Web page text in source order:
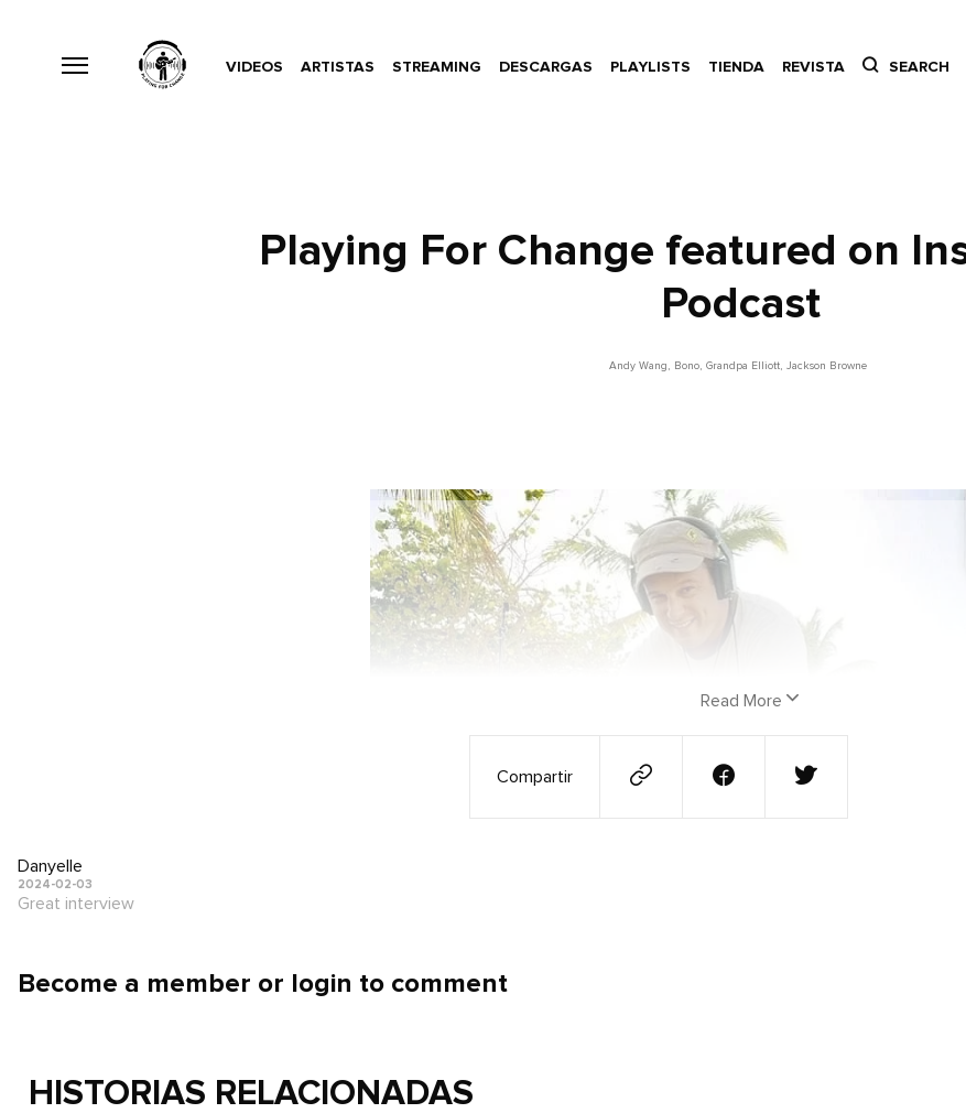
VIDEOS ARTISTAS STREAMING DESCARGAS PLAYLISTS TIENDA REVISTA SEARCH
Playing For Change featured on
Podcast
Andy Wang , Bono, Grandpa Elliott, Jackson Browne
the Playing For Change Foundation is doing all over the world!
Read More
Compartir
Danyelle
2024-02-03
Great interview
Become a member or login to comment
HISTORIAS RELACIONADAS